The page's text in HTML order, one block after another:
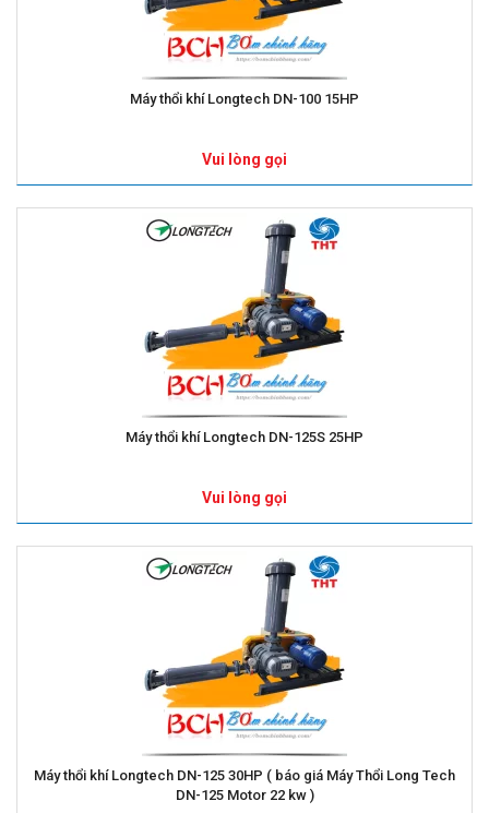
Máy thổi khí Longtech DN-100 15HP
Vui lòng gọi
Máy thổi khí Longtech DN-125S 25HP
Vui lòng gọi
Máy thổi khí Longtech DN-125 30HP ( báo giá Máy Thổi Long Tech
DN-125 Motor 22 kw )